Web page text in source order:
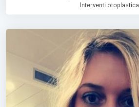
Interventi otoplastica